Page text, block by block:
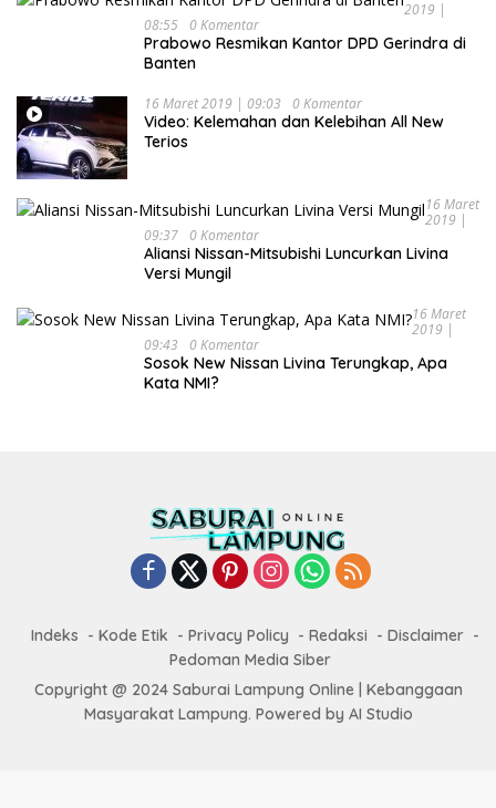
2019 |
08:55 0 Komentar
Prabowo Resmikan Kantor DPD Gerindra di
Banten
16 Maret 2019 | 09:03 0 Komentar
Video: Kelemahan dan Kelebihan All New
Terios
16 Maret
2019 |
09:37 0 Komentar
Aliansi Nissan-Mitsubishi Luncurkan Livina
Versi Mungil
16 Maret
2019 |
09:43
0 Komentar
Sosok New Nissan Livina Terungkap, Apa
Kata NMI?
Indeks Kode Etik Privacy Policy Redaksi
Disclaimer
Pedoman Media Siber
Copyright @ 2024 Saburai Lampung Online | Kebanggaan
Masyarakat Lampung. Powered by AI Studio